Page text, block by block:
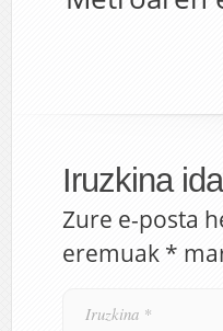
Iruzkina
Zure e-posta
eremuak *